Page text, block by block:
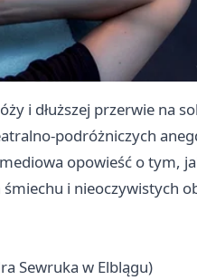
i dłuższej przerwie na
podróżniczych
opowieść o tym,
i nieoczywistych
Sewruka w Elblągu)